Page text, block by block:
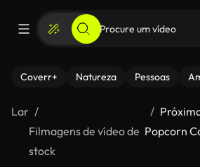
Coverr+ Natureza Pessoas
Lar
Filmagens de vídeo de
stock
Popcorn